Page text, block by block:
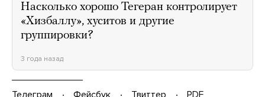
Насколько хорошо Тегеран контролирует
«Хизбаллу», хуситов и другие
группировки?
3 года назад